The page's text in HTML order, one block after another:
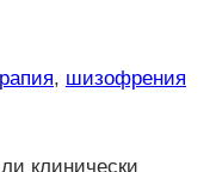
, шизофрения
клинически